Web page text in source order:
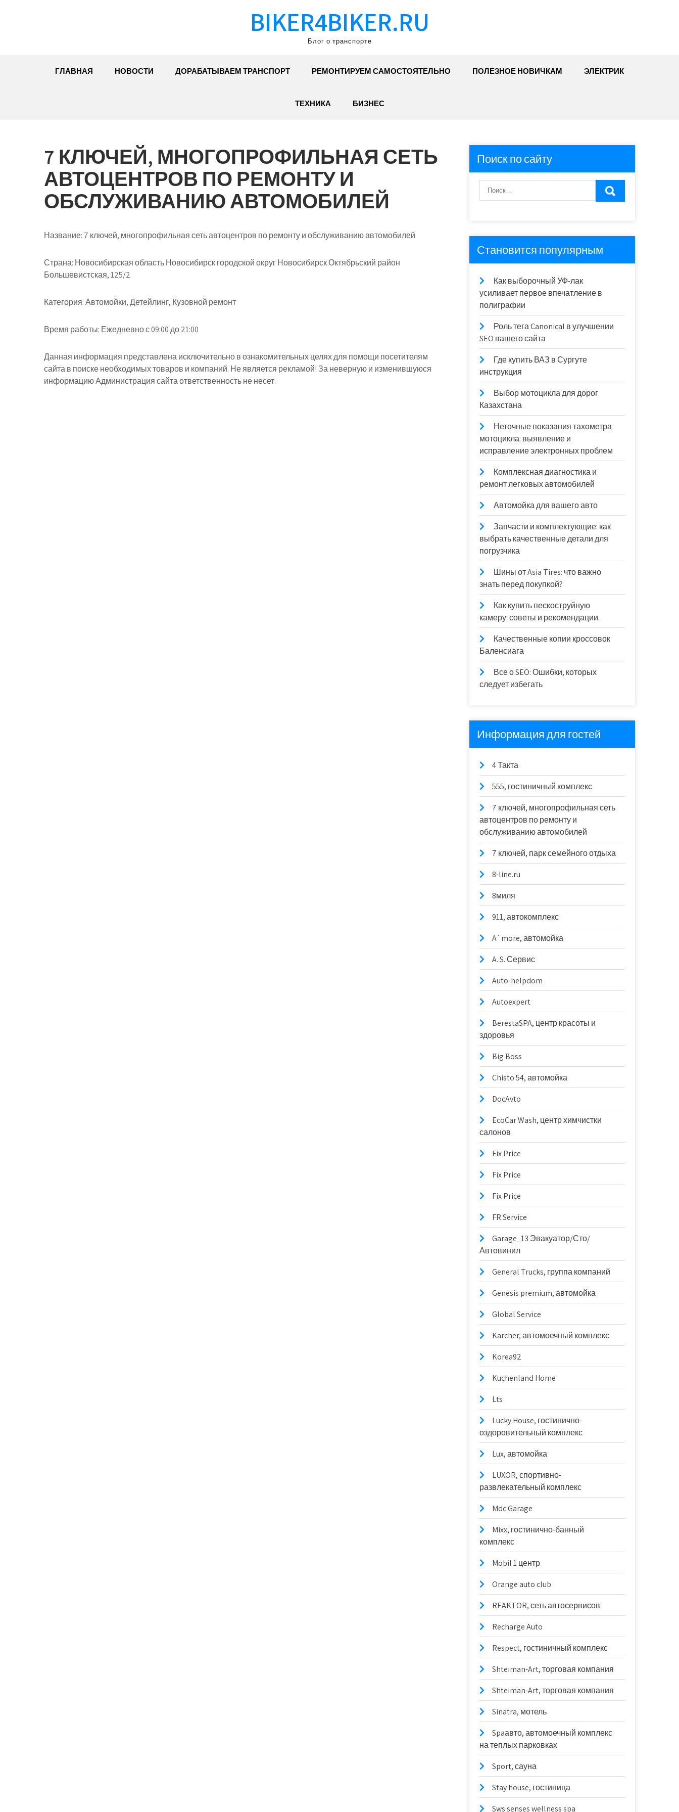
BIKER4BIKER.RU
Блог о транспорте
ГЛАВНАЯ НОВОСТИ ДОРАБАТЫВАЕМ ТРАНСПОРТ РЕМОНТИРУЕМ САМОСТОЯТЕЛЬНО ПОЛЕЗНОЕ НОВИЧКАМ ЭЛЕКТРИК
ТЕХНИКА БИЗНЕС
7 КЛЮЧЕЙ, МНОГОПРОФИЛЬНАЯ СЕТЬ
АВТОЦЕНТРОВ ПО РЕМОНТУ И
ОБСЛУЖИВАНИЮ АВТОМОБИЛЕЙ
Название: 7 ключей, многопрофильная сеть автоцентров по ремонту и обслуживанию автомобилей
Страна: Новосибирская область Новосибирск городской округ Новосибирск Октябрьский район
Большевистская, 125/2
Категория:Автомойки, Детейлинг, Кузовной ремонт
Время работы: Ежедневно с 09:00 до 21:00
Данная информация представлена исключительно в ознакомительных целях для помощи посетителям
сайта в поиске необходимых товаров и компаний. Не является рекламой! За неверную и изменившуюся
информацию Администрация сайта ответственность не несет.
Поиск по сайту
Становится популярным
Как выборочный УФ-лак
усиливает первое впечатление в
полиграфии
Роль тега Canonical в улучшении
SEO вашего сайта
Где купить ВАЗ в Сургуте
инструкция
Выбор мотоцикла для дорог
Казахстана
Неточные показания тахометра
мотоцикла: выявление и
исправление электронных проблем
Комплексная диагностика и
ремонт легковых автомобилей
Автомойка для вашего авто
Запчасти и комплектующие: как
выбрать качественные детали для
погрузчика
Шины от Asia Tires: что важно
знать перед покупкой?
Как купить пескоструйную
камеру: советы и рекомендации.
Качественные копии кроссовок
Баленсиага
Все о SEO: Ошибки, которых
следует избегать
Информация для гостей
4 Такта
555, гостиничный комплекс
7 ключей, многопрофильная сеть
автоцентров по ремонту и
обслуживанию автомобилей
7 ключей, парк семейного отдыха
8-line.ru
8миля
911, автокомплекс
A`more, автомойка
A. S. Сервис
Auto-helpdom
Autoexpert
BerestaSPA, центр красоты и
здоровья
Big Boss
Chisto 54, автомойка
DocAvto
EcoCar Wash, центр химчистки
салонов
Fix Price
Fix Price
Fix Price
FR Service
Garage_13 Эвакуатор/Сто/
Автовинил
General Trucks, группа компаний
Genesis premium, автомойка
Global Service
Karcher, автомоечный комплекс
Korea92
Kuchenland Home
Lts
Lucky House, гостинично-
оздоровительный комплекс
Lux, автомойка
LUXOR, спортивно-
развлекательный комплекс
Mdc Garage
Mixx, гостинично-банный
комплекс
Mobil 1 центр
Orange auto club
REAKTOR, сеть автосервисов
Recharge Auto
Respect, гостиничный комплекс
Shteiman-Art, торговая компания
Shteiman-Art, торговая компания
Sinatra, мотель
Spaавто, автомоечный комплекс
на теплых парковках
Sport, сауна
Stay house, гостиница
Sws senses wellness spa